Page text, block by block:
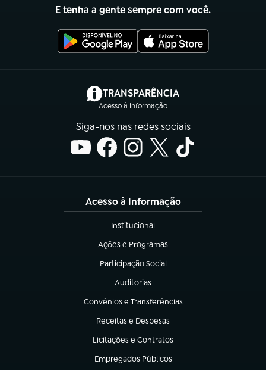
E tenha a gente sempre com você.
TRANSPARÊNCIA
Acesso à Informação
(abre em nova aba)
Siga-nos nas redes sociais
Acesso à Informação
Institucional
(abre em nova aba)
Ações e Programas
(abre em nova aba)
Participação Social
(abre em nova aba)
Auditorias
(abre em nova aba)
Convênios e Transferências
(abre em nova aba)
Receitas e Despesas
(abre em nova aba)
Licitações e Contratos
(abre em nova aba)
Empregados Públicos
(abre em nova aba)